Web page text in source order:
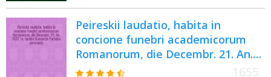
Peireskii laudatio, habita in
concione funebri academicorum
Romanorum, die Decembr. 21. An.
1637. Io. Iacobo Buccardo Parisino